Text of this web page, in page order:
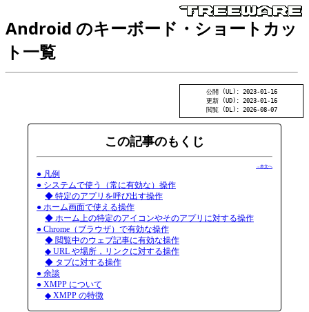
Android のキーボード・ショートカッ
ト一覧
公開 (UL): 2023-01-16
更新 (UD): 2023-01-16
閲覧 (DL): 2026-08-07
この記事のもくじ
→本文へ
● 凡例
● システムで使う（常に有効な）操作
◆ 特定のアプリを呼び出す操作
● ホーム画面で使える操作
◆ ホーム上の特定のアイコンやそのアプリに対する操作
● Chrome（ブラウザ）で有効な操作
◆ 閲覧中のウェブ記事に有効な操作
◆ URL や場所，リンクに対する操作
◆ タブに対する操作
● 余談
● XMPP について
◆ XMPP の特徴